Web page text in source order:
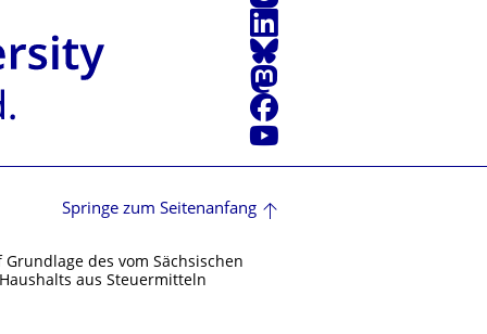
LinkedIn
Bluesky
Mastodon
Facebook
Youtube
Springe zum Seitenanfang
des vom Sächsischen
aus Steuermitteln